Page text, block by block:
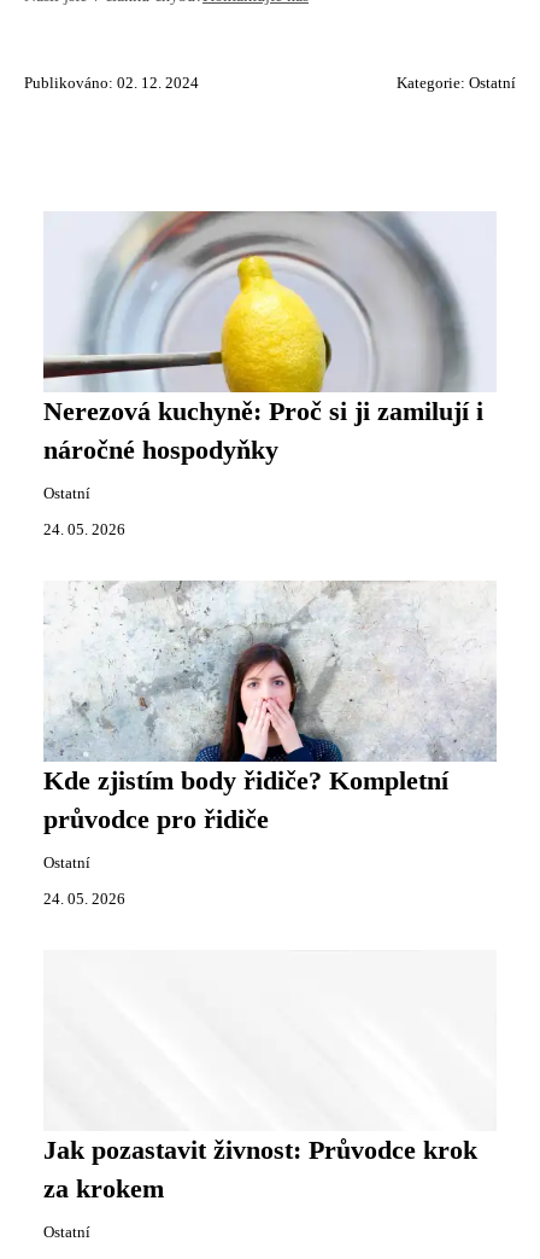
Publikováno: 02. 12. 2024 Kategorie: Ostatní
Nerezová kuchyně: Proč si ji zamilují i
náročné hospodyňky
Ostatní
24. 05. 2026
Kde zjistím body řidiče? Kompletní
průvodce pro řidiče
Ostatní
24. 05. 2026
Jak pozastavit živnost: Průvodce krok
za krokem
Ostatní